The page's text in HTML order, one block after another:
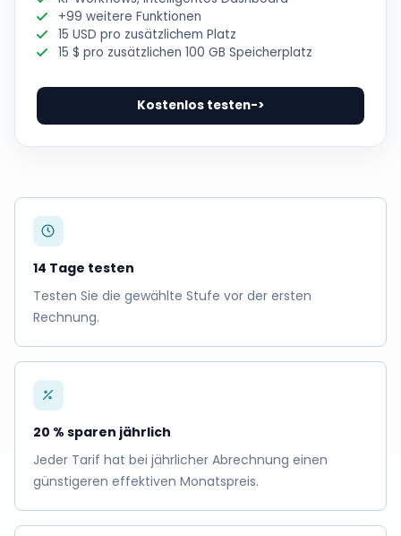
+99 weitere Funktionen
15 USD pro zusätzlichem Platz
15 $ pro zusätzlichen 100 GB Speicherplatz
Kostenlos testen->
14 Tage testen
Testen Sie die gewählte Stufe vor der ersten
Rechnung.
20 % sparen jährlich
Jeder Tarif hat bei jährlicher Abrechnung einen
günstigeren effektiven Monatspreis.